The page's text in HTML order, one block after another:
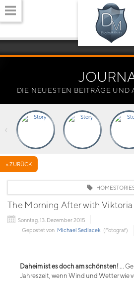
DIE NEUESTEN BEITRÄGE UND
‹
« ZURÜCK
The Morning After with Viktoria
Sonntag, 13. Dezember 2015
Gepostet von Michael Sedlacek (Fotograf)
Daheim ist es doch am schönsten! ...
Jahreszeit, wenn Wind und Wetter wie